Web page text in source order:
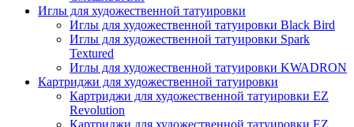
Иглы для художественной татуировки
Иглы для художественной татуировки Black Bird
Иглы для художественной татуировки Spark
Textured
Иглы для художественной татуировки KWADRON
Картриджи для художественной татуировки
Картриджи для художественной татуировки EZ
Revolution
Картриджи для художественной татуировки EZ